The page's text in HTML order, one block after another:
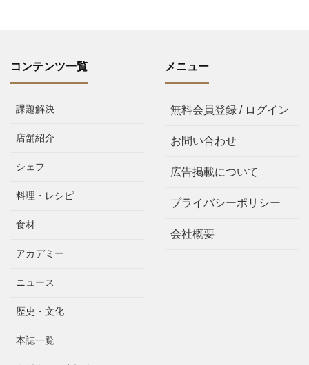
コンテンツ一覧
課題解決
店舗紹介
シェフ
料理・レシピ
食材
アカデミー
ニュース
歴史・文化
本誌一覧
メニュー
無料会員登録 / ログイン
お問い合わせ
広告掲載について
プライバシーポリシー
会社概要